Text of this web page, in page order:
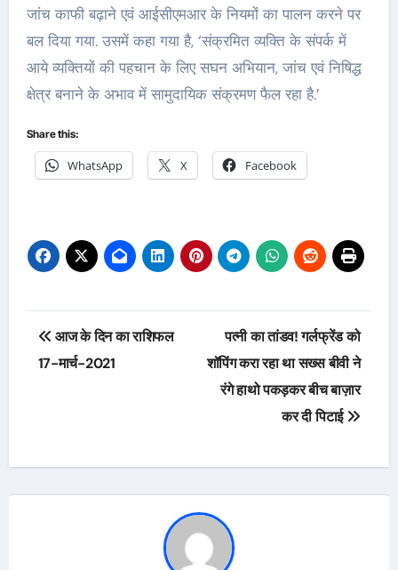
जांच काफी बढ़ाने एवं आईसीएमआर के नियमों का पालन करने पर
बल दिया गया. उसमें कहा गया है, ‘संक्रमित व्यक्ति के संपर्क में
आये व्यक्तियों की पहचान के लिए सघन अभियान, जांच एवं निषिद्ध
क्षेत्र बनाने के अभाव में सामुदायिक संक्रमण फैल रहा है.’
Share this:
WhatsApp X Facebook
Post
navigation
आज के दिन का राशिफल
17-मार्च-2021
पत्नी का तांडव! गर्लफ्रेंड को
शॉपिंग करा रहा था सख्स बीवी ने
रंगे हाथो पकड़कर बीच बाज़ार
कर दी पिटाई